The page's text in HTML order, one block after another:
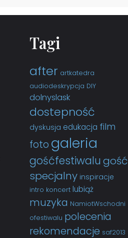
Tagi
after artkatedra
audiodeskrypcja DIY
dolnyslask
dostepność
dyskusja edukacja film
foto galeria
gośćfestiwalugość
specjalny inspiracje
intro koncert lubiąż
muzyka NamiotWschodni
ofestiwalu polecenia
rekomendacje saf2013